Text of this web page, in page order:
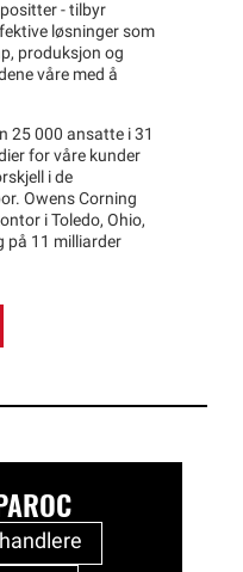
- tilbyr
løsninger som
produksjon og
våre med å
25 000 ansatte i 31
for våre kunder
i de
Owens Corning
i Toledo, Ohio,
på 11 milliarder